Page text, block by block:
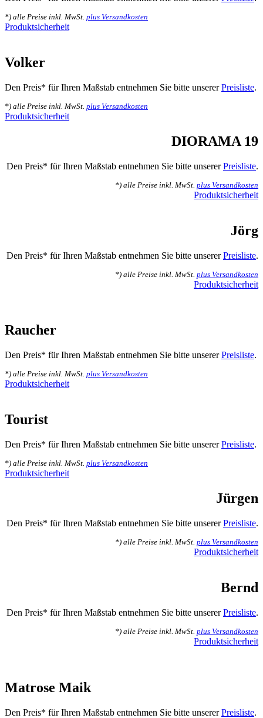
*) alle Preise inkl. MwSt. plus Versandkosten
Produktsicherheit
Volker
Den Preis* für Ihren Maßstab entnehmen Sie bitte unsererPreisliste.
*) alle Preise inkl. MwSt. plus Versandkosten
Produktsicherheit
DIORAMA 19
Den Preis* für Ihren Maßstab entnehmen Sie bitte unsererPreisliste.
*) alle Preise inkl. MwSt. plus Versandkosten
Produktsicherheit
Jörg
Den Preis* für Ihren Maßstab entnehmen Sie bitte unsererPreisliste.
*) alle Preise inkl. MwSt. plus Versandkosten
Produktsicherheit
Raucher
Den Preis* für Ihren Maßstab entnehmen Sie bitte unsererPreisliste.
*) alle Preise inkl. MwSt. plus Versandkosten
Produktsicherheit
Tourist
Den Preis* für Ihren Maßstab entnehmen Sie bitte unsererPreisliste.
*) alle Preise inkl. MwSt. plus Versandkosten
Produktsicherheit
Jürgen
Den Preis* für Ihren Maßstab entnehmen Sie bitte unsererPreisliste.
*) alle Preise inkl. MwSt. plus Versandkosten
Produktsicherheit
Bernd
Den Preis* für Ihren Maßstab entnehmen Sie bitte unsererPreisliste.
*) alle Preise inkl. MwSt. plus Versandkosten
Produktsicherheit
Matrose Maik
Den Preis* für Ihren Maßstab entnehmen Sie bitte unsererPreisliste.